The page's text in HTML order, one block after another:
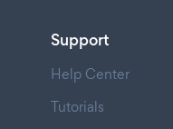
Support
Help Center
Tutorials